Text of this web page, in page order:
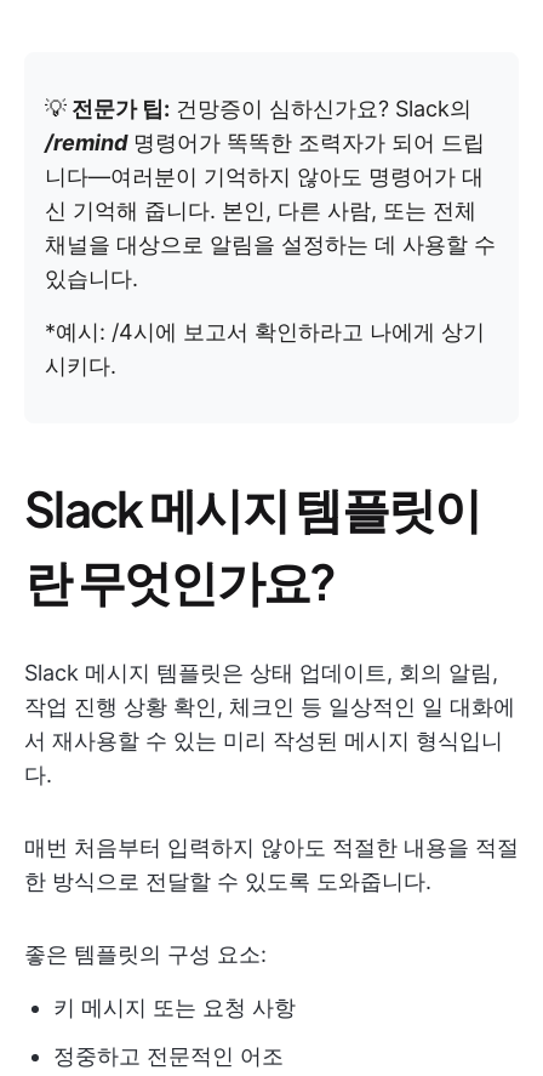
💡 전문가 팁: 건망증이 심하신가요? Slack의
/remind명령어가 똑똑한 조력자가 되어 드립
니다—여러분이 기억하지 않아도 명령어가 대
신 기억해 줍니다. 본인, 다른 사람, 또는 전체
채널을 대상으로 알림을 설정하는 데 사용할 수
있습니다.
*예시: /4시에 보고서 확인하라고 나에게 상기
시키다.
Slack 메시지 템플릿이
란 무엇인가요?
Slack 메시지 템플릿은 상태 업데이트, 회의 알림,
작업 진행 상황 확인, 체크인 등 일상적인 일 대화에
서 재사용할 수 있는 미리 작성된 메시지 형식입니
다.
매번 처음부터 입력하지 않아도 적절한 내용을 적절
한 방식으로 전달할 수 있도록 도와줍니다.
좋은 템플릿의 구성 요소:
키 메시지 또는 요청 사항
정중하고 전문적인 어조